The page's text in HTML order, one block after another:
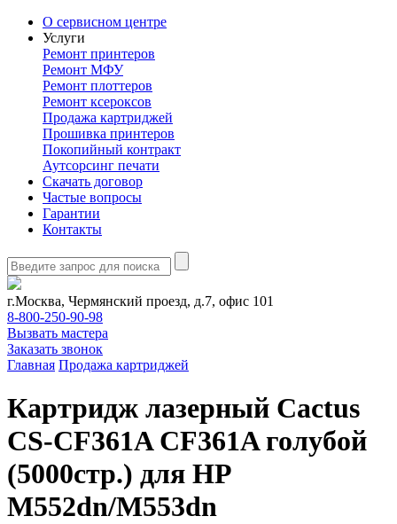
О сервисном центре
Услуги
Ремонт принтеров
Ремонт МФУ
Ремонт плоттеров
Ремонт ксероксов
Продажа картриджей
Прошивка принтеров
Покопийный контракт
Аутсорсинг печати
Скачать договор
Частые вопросы
Гарантии
Контакты
г.Москва, Чермянский проезд, д.7, офис 101
8-800-250-90-98
Вызвать мастера
Заказать звонок
Главная Продажа картриджей
Картридж лазерный Cactus
CS-CF361A CF361A голубой
(5000стр.) для HP
M552dn/M553dn